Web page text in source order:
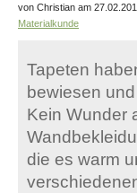
von Christian am
Materialkunde
Tapeten
bewiesen
Kein Wunder
die es warm